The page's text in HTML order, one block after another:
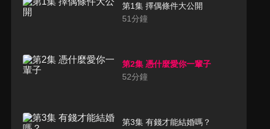
第1集 擇偶條件大公開
51分鐘
第2集 憑什麼愛你一輩子
52分鐘
第3集 有錢才能結婚嗎？